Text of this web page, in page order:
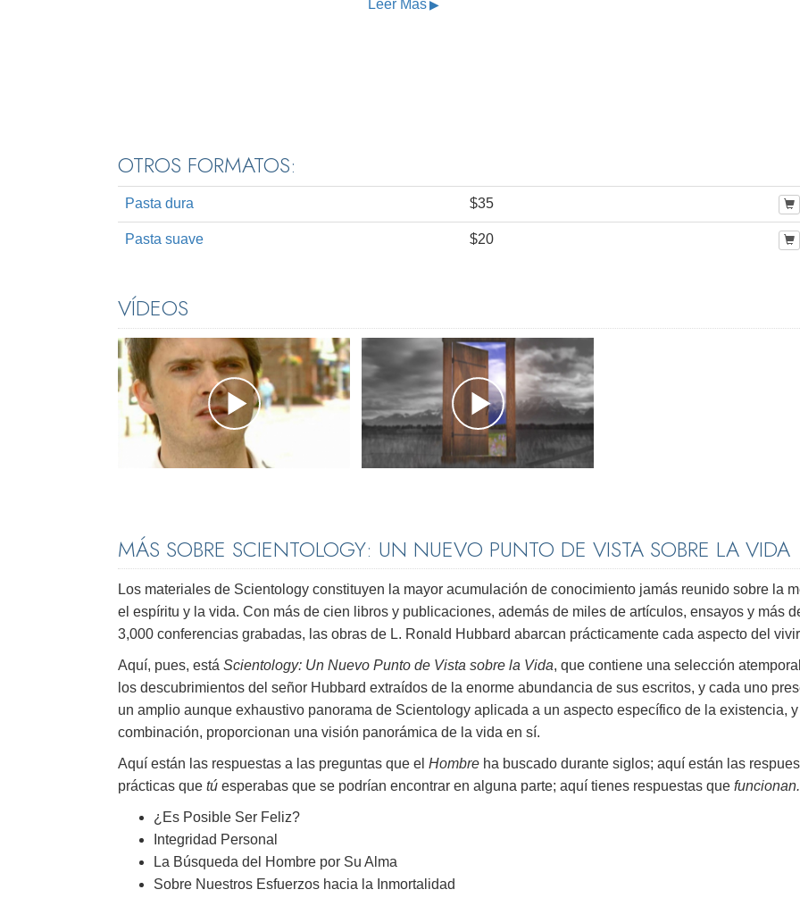
Leer Más
OTROS FORMATOS:
Pasta dura $35
Pasta suave $20
VÍDEOS
MÁS SOBRE SCIENTOLOGY: UN NUEVO PUNTO DE VISTA SOBRE LA VIDA
Los materiales de Scientology constituyen la mayor acumulación de conocimiento jamás reunido sobre la
el espíritu y la vida. Con más de cien libros y publicaciones, además de miles de artículos, ensayos y más
3,000 conferencias grabadas, las obras de L. Ronald Hubbard abarcan prácticamente cada aspecto del
Aquí, pues, está Scientology: Un Nuevo Punto de Vista sobre la Vida, que contiene una selección
los descubrimientos del señor Hubbard extraídos de la enorme abundancia de sus escritos, y cada uno
un amplio aunque exhaustivo panorama de Scientology aplicada a un aspecto específico de la existencia,
combinación, proporcionan una visión panorámica de la vida en sí.
Aquí están las respuestas a las preguntas que el Hombre ha buscado durante siglos; aquí están las
prácticas que tú esperabas que se podrían encontrar en alguna parte; aquí tienes respuestas que funcionan.
¿Es Posible Ser Feliz?
Integridad Personal
La Búsqueda del Hombre por Su Alma
Sobre Nuestros Esfuerzos hacia la Inmortalidad